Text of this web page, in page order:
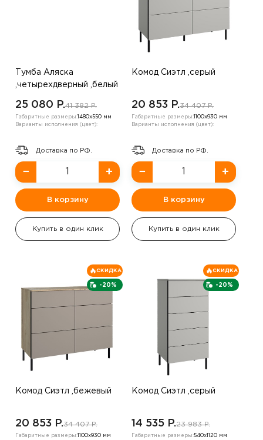
Тумба Аляска
,четырехдверный ,белый
25 080 P.41 382 P.
Габаритные размеры: 1480х550 мм
Варианты исполнения (цвет):
Доставка по РФ.
− +
В корзину
Купить в один клик
Комод Сиэтл ,серый
20 853 P.34 407 P.
Габаритные размеры: 1100х930 мм
Варианты исполнения (цвет):
Доставка по РФ.
− +
В корзину
Купить в один клик
-20%
СКИДКА
Комод Сиэтл ,бежевый
20 853 P.34 407 P.
Габаритные размеры: 1100х930 мм
-20%
СКИДКА
Комод Сиэтл ,серый
14 535 P.23 983 P.
Габаритные размеры:540х1120 мм